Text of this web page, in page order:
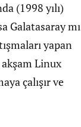
(1998 yılı)
Galatasaray mı
yapan
akşam Linux
çalışır ve